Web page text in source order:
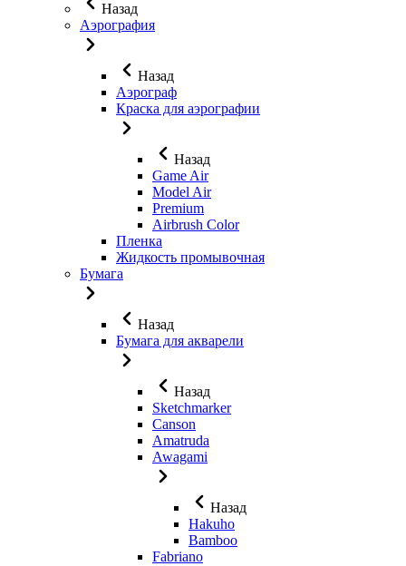
Назад
Аэрография
Назад
Аэрограф
Краска для аэрографии
Назад
Game Air
Model Air
Premium
Airbrush Color
Пленка
Жидкость промывочная
Бумага
Назад
Бумага для акварели
Назад
Sketchmarker
Canson
Amatruda
Awagami
Назад
Hakuho
Bamboo
Fabriano